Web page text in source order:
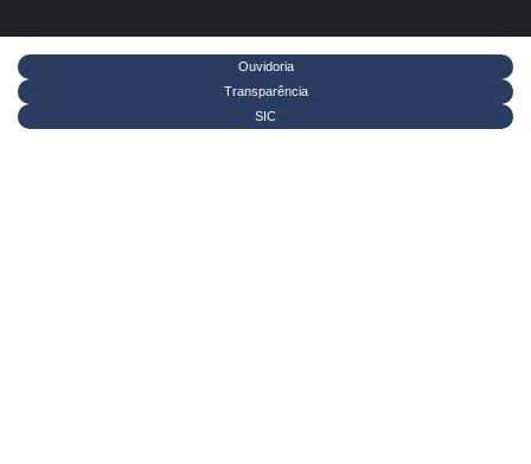
Ouvidoria
Transparência
SIC